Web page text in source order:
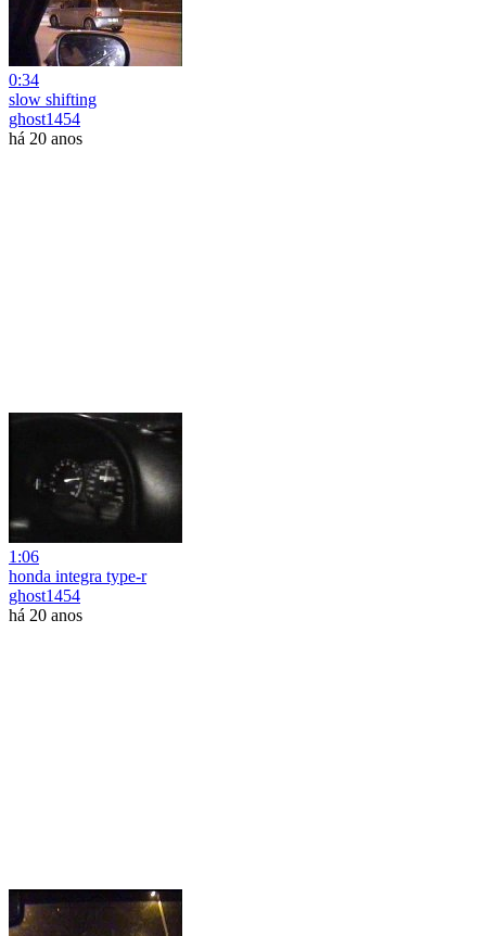
0:34
slow shifting
ghost1454
há 20 anos
1:06
honda integra type-r
ghost1454
há 20 anos